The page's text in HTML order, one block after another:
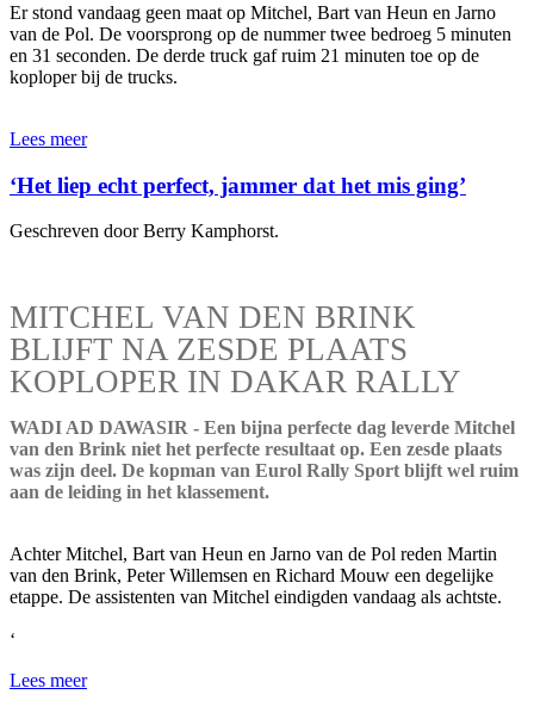
Er stond vandaag geen maat op Mitchel, Bart van Heun en Jarno
van de Pol. De voorsprong op de nummer twee bedroeg 5 minuten
en 31 seconden. De derde truck gaf ruim 21 minuten toe op de
koploper bij de trucks.
Lees meer
‘Het liep echt perfect, jammer dat het mis ging’
Geschreven door Berry Kamphorst.
MITCHEL VAN DEN BRINK
BLIJFT NA ZESDE PLAATS
KOPLOPER IN DAKAR RALLY
WADI AD DAWASIR - Een bijna perfecte dag leverde Mitchel
van den Brink niet het perfecte resultaat op. Een zesde plaats
was zijn deel. De kopman van Eurol Rally Sport blijft wel ruim
aan de leiding in het klassement.
Achter Mitchel, Bart van Heun en Jarno van de Pol reden Martin
van den Brink, Peter Willemsen en Richard Mouw een degelijke
etappe. De assistenten van Mitchel eindigden vandaag als achtste.
‘
Lees meer